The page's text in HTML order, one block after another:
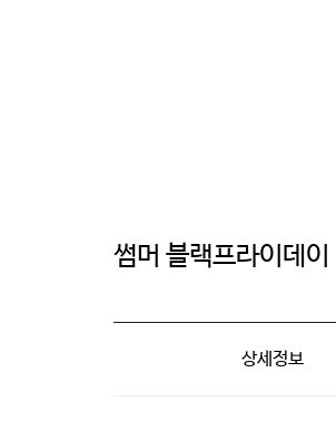
썸머 블랙프라이데이
상세정보